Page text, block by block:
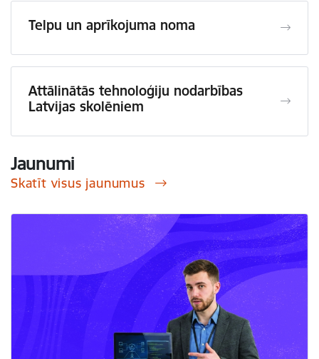
Telpu un aprīkojuma noma
Attālinātās tehnoloģiju nodarbības
Latvijas skolēniem
Jaunumi
Skatīt visus jaunumus